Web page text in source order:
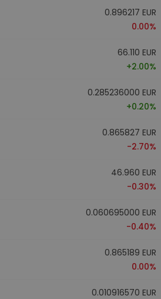
0.896217 EUR
0.00%
66.110 EUR
+2.00%
0.285236000 EUR
+0.20%
0.865827 EUR
-2.70%
46.960 EUR
-0.30%
0.060695000 EUR
-0.40%
0.865189 EUR
0.00%
0.010916570 EUR